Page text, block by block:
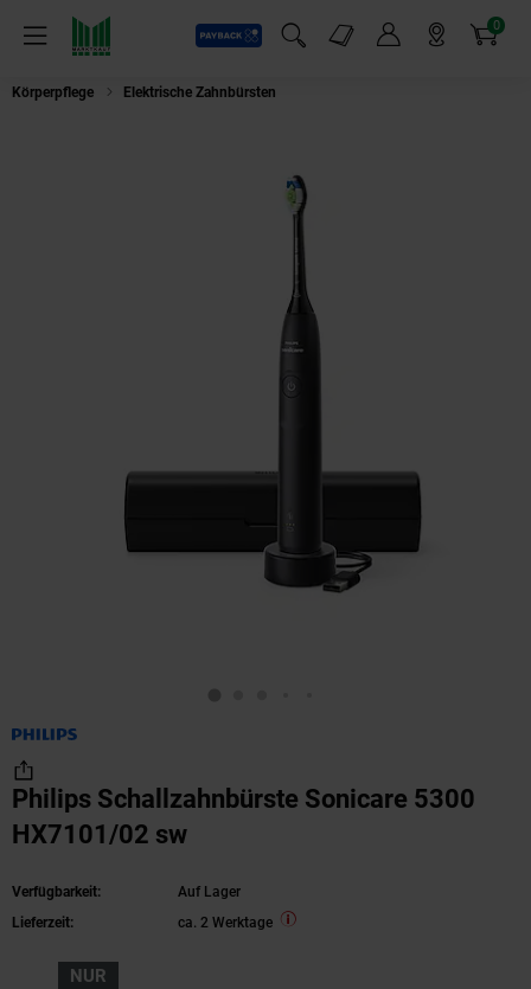
Menü
Payback
Suchfeld einblenden
Markt-Angebote 0
Artikel
Körperpflege Elektrische Zahnbürsten
Philips Schallzahnbürste Sonicare 5300
HX7101/02 sw
Verfügbarkeit:
Auf Lager
Lieferzeit:
ca. 2 Werktage
NUR